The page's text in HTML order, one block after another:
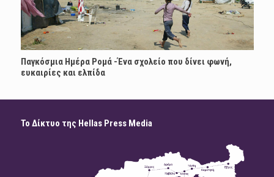
Παγκόσμια Ημέρα Ρομά -Ένα σχολείο που δίνει φωνή,
ευκαιρίες και ελπίδα
Το Δίκτυο της Hellas Press Media